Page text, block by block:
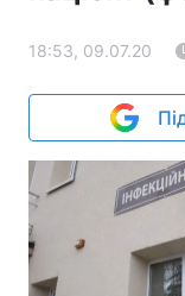
18:53, 09.07.20